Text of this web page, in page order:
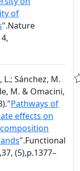
of
".Nature
L.; Sánchez, M.
M. & Omacini,
Pathways of
effects on
".Functional
(5),p.1377–